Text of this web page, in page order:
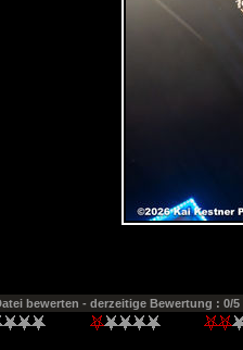
bewerten - derzeitige Bewertung : 0/